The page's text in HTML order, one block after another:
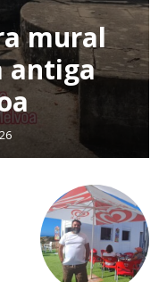
nos a manter este serviço
exclusivos e versões
mural
antiga